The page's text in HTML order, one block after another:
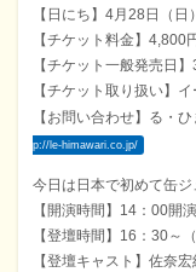
【日にち】4月28日（日）
【チケット料金】4,800
【チケット一般発売日】
【チケット取り扱い】
【お問い合わせ】る・
p://le-himawari.co.jp/
今日は日本で初めて缶
【開演時間】14：00開
【登壇時間】16：30～
【登壇キャスト】佐奈